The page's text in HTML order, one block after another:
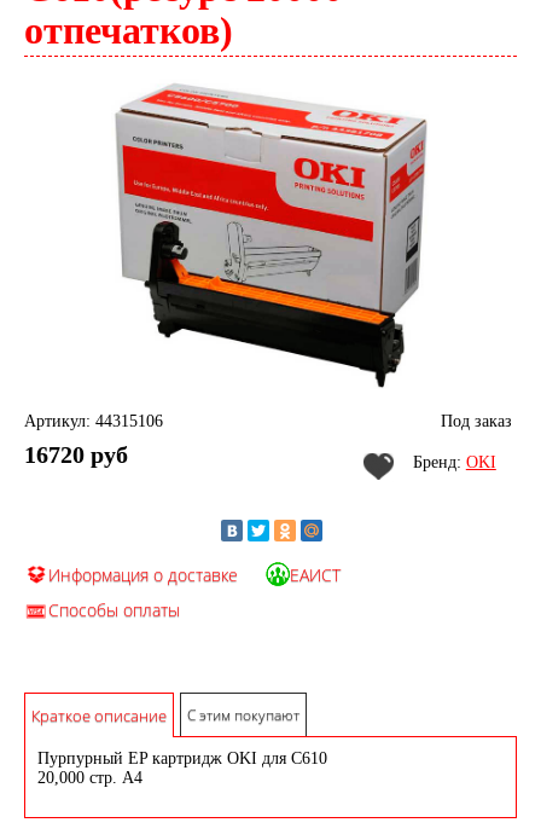
отпечатков)
Артикул: 44315106 Под заказ
16720 руб Бренд: OKI
Информация о доставке
ЕАИСТ
Способы оплаты
Краткое описание
Пурпурный EP картридж OKI для C610
20,000 стр. A4
С этим покупают